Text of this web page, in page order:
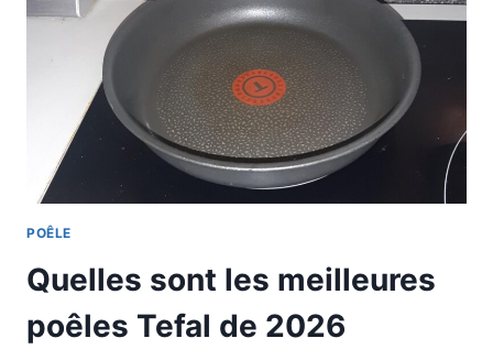
POÊLE
Quelles sont les meilleures
poêles Tefal de 2026